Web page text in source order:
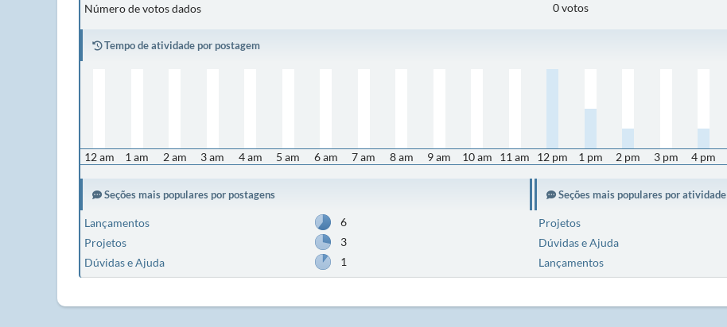
Número de votos dados
0 votos
Tempo de atividade por postagem
12 am 1 am 2 am 3 am 4 am 5 am 6 am 7 am 8 am 9 am 10 am 11 am 12 pm 1 pm 2 pm 3 pm 4 pm
Seções mais populares por postagens
Lançamentos
6
Projetos
3
Dúvidas e Ajuda
1
Seções mais populares por atividade
Projetos
Dúvidas e Ajuda
Lançamentos